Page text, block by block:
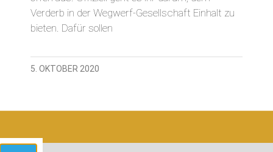
Verderb in der Wegwerf-Gesellschaft Einhalt zu
bieten. Dafür sollen
5. OKTOBER 2020